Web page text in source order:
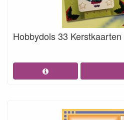
Hobbydols 33